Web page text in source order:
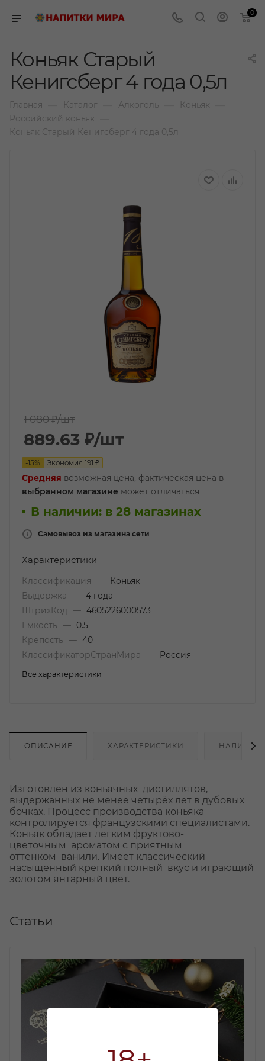
0
Коньяк Старый
Кенигсберг 4 года 0,5л
Главная Каталог Алкоголь Коньяк
Российский коньяк
Коньяк Старый Кенигсберг 4 года 0,5л
1 080 ₽/шт
889.63 ₽/шт
-15% Экономия 191 ₽
Средняя возможная цена, фактическая цена в
выбранном магазине может отличаться
В наличии: в 28 магазинах
Самовывоз из магазина сети
Характеристики
Классификация —
Коньяк
Выдержка
— 4 года
ШтрихКод
— 4605226000573
Емкость
—
0.5
Крепость
— 40
КлассификаторСтранМира
— Россия
Все характеристики
ОПИСАНИЕ ХАРАКТЕРИСТИКИ НАЛИЧИЕ
Изготовлен из коньячных дистиллятов,
выдержанных не менее четырёх лет в дубовых
бочках. Процесс производства коньяка
контролируется французскими специалистами.
Коньяк обладает легким фруктово-
цветочным ароматом с приятным
оттенком ванили. Имеет классический
насыщенный крепкий полный вкус и играющий
золотом янтарный цвет.
Статьи